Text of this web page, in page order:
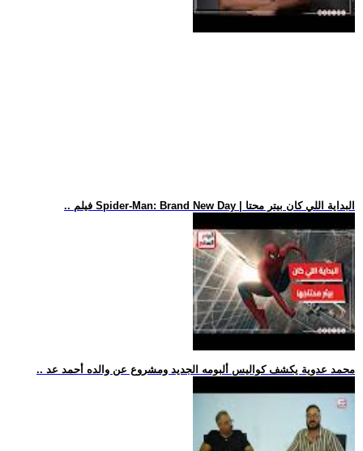
.. فيلم Spider-Man: Brand New Day | البداية اللي كان بيتر محتا
.. محمد عدوية يكشف كواليس ألبومه الجديد ومشروع عن والده أحمد عد